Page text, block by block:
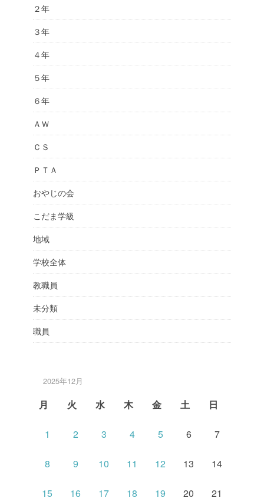
２年
３年
４年
５年
６年
ＡＷ
ＣＳ
ＰＴＡ
おやじの会
こだま学級
地域
学校全体
教職員
未分類
職員
2025年12月
月 火 水 木 金 土 日
1 2 3 4 5 6 7
8 9 10 11 12 13 14
15 16 17 18 19 20 21